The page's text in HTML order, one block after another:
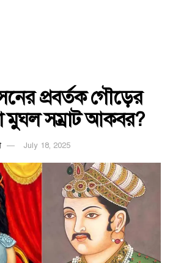
সনের প্রবর্তক গৌড়ের
মুঘল সম্রাট আকবর?
July 18, 2025